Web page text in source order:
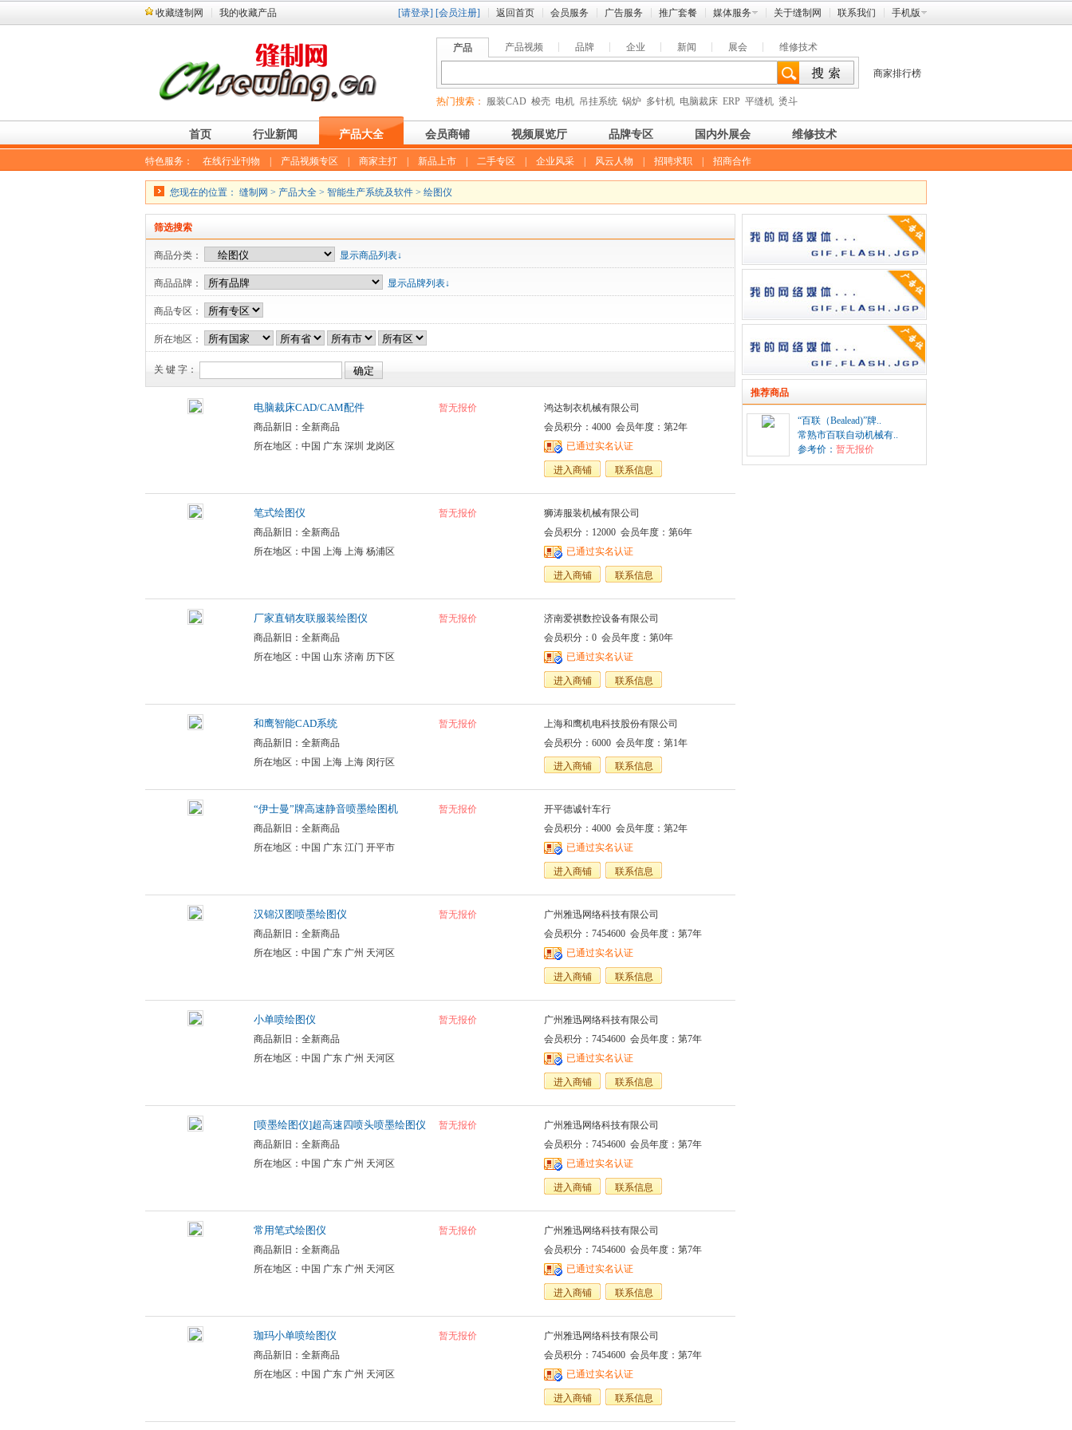
收藏缝制网 我的收藏产品 [请登录] [会员注册] 返回首页 会员服务 广告服务 推广套餐 媒体服务 关于缝制网 联系我们 手机版
产品 产品视频 品牌 企业 新闻 展会 维修技术
热门搜索： 服装CAD 梭壳 电机 吊挂系统 锅炉 多针机 电脑裁床 ERP 平缝机 烫斗
商家排行榜
首页 行业新闻 产品大全 会员商铺 视频展览厅 品牌专区 国内外展会 维修技术
特色服务： 在线行业刊物 产品视频专区 商家主打 新品上市 二手专区 企业风采 风云人物 招聘求职 招商合作
您现在的位置： 缝制网 > 产品大全 > 智能生产系统及软件 > 绘图仪
筛选搜索
商品分类： 显示商品列表↓
商品品牌： 显示品牌列表↓
商品专区：
所在地区：
关 键 字：
电脑裁床CAD/CAM配件
商品新旧：全新商品
所在地区：中国 广东 深圳 龙岗区
暂无报价
鸿达制衣机械有限公司
会员积分：4000 会员年度：第2年
已通过实名认证
进入商铺 联系信息
笔式绘图仪
商品新旧：全新商品
所在地区：中国 上海 上海 杨浦区
暂无报价
狮涛服装机械有限公司
会员积分：12000 会员年度：第6年
已通过实名认证
进入商铺 联系信息
厂家直销友联服装绘图仪
商品新旧：全新商品
所在地区：中国 山东 济南 历下区
暂无报价
济南爱祺数控设备有限公司
会员积分：0 会员年度：第0年
已通过实名认证
进入商铺 联系信息
和鹰智能CAD系统
商品新旧：全新商品
所在地区：中国 上海 上海 闵行区
暂无报价
上海和鹰机电科技股份有限公司
会员积分：6000 会员年度：第1年
进入商铺 联系信息
“伊士曼”牌高速静音喷墨绘图机
商品新旧：全新商品
所在地区：中国 广东 江门 开平市
暂无报价
开平德诚针车行
会员积分：4000 会员年度：第2年
已通过实名认证
进入商铺 联系信息
汉锦汉图喷墨绘图仪
商品新旧：全新商品
所在地区：中国 广东 广州 天河区
暂无报价
广州雅迅网络科技有限公司
会员积分：7454600 会员年度：第7年
已通过实名认证
进入商铺 联系信息
小单喷绘图仪
商品新旧：全新商品
所在地区：中国 广东 广州 天河区
暂无报价
广州雅迅网络科技有限公司
会员积分：7454600 会员年度：第7年
已通过实名认证
进入商铺 联系信息
[喷墨绘图仪]超高速四喷头喷墨绘图仪
商品新旧：全新商品
所在地区：中国 广东 广州 天河区
暂无报价
广州雅迅网络科技有限公司
会员积分：7454600 会员年度：第7年
已通过实名认证
进入商铺 联系信息
常用笔式绘图仪
商品新旧：全新商品
所在地区：中国 广东 广州 天河区
暂无报价
广州雅迅网络科技有限公司
会员积分：7454600 会员年度：第7年
已通过实名认证
进入商铺 联系信息
珈玛小单喷绘图仪
商品新旧：全新商品
所在地区：中国 广东 广州 天河区
暂无报价
广州雅迅网络科技有限公司
会员积分：7454600 会员年度：第7年
已通过实名认证
进入商铺 联系信息
推荐商品
“百联（Bealead)”牌..
常熟市百联自动机械有..
参考价： 暂无报价